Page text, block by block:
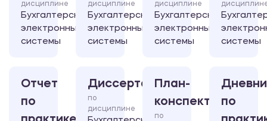
дисциплине
Бухгалтерские
электронные
системы
дисциплине
Бухгалтерские
электронные
системы
дисциплине
Бухгалтерские
электронные
системы
системы
Отчет
по
Диссертация
по
дисциплине
План-
конспект
по
по